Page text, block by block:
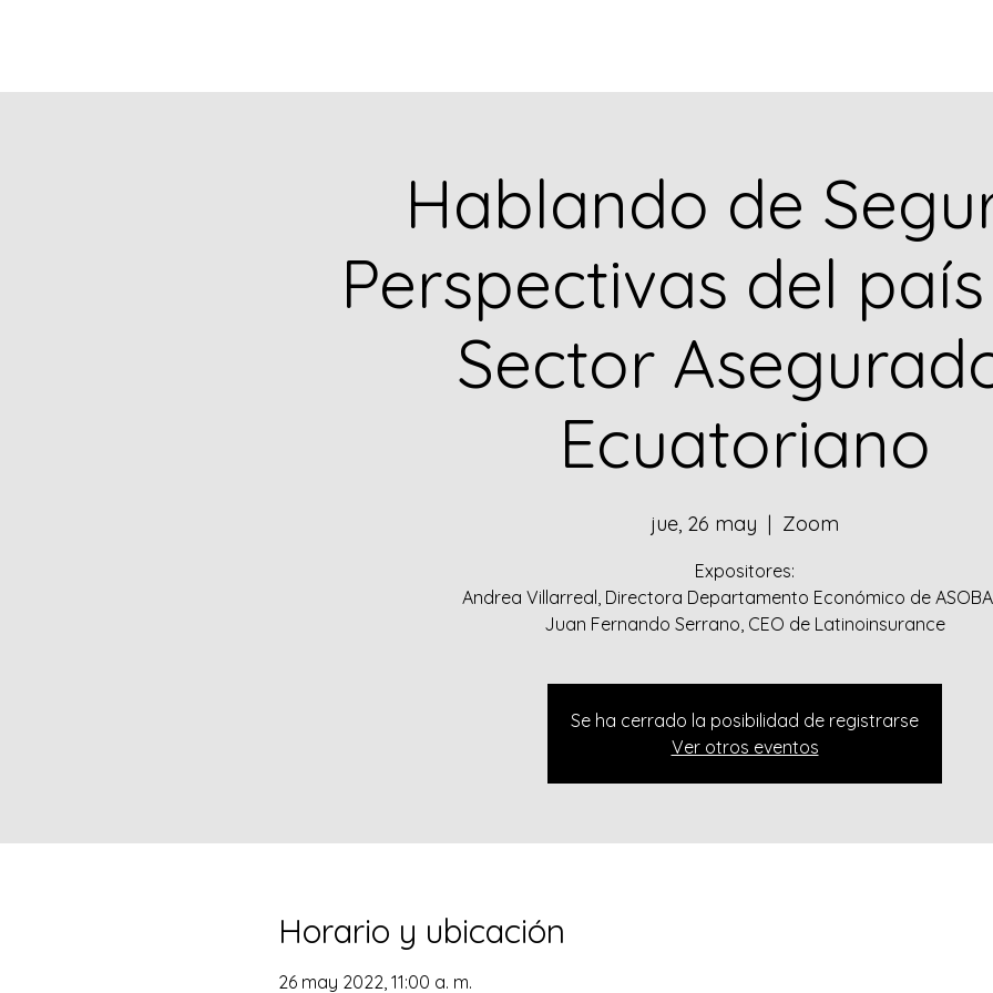
Hablando de
Perspectivas del
Sector
Ecuatoriano
jue, 26 may
  |
Zoom
Expositores:
Andrea Villarreal, Directora Departamento Económico de
Juan Fernando Serrano, CEO de Latinoinsurance
Se ha cerrado la posibilidad de registrarse
Ver otros eventos
Horario y ubicación
26 may 2022, 11:00 a. m.